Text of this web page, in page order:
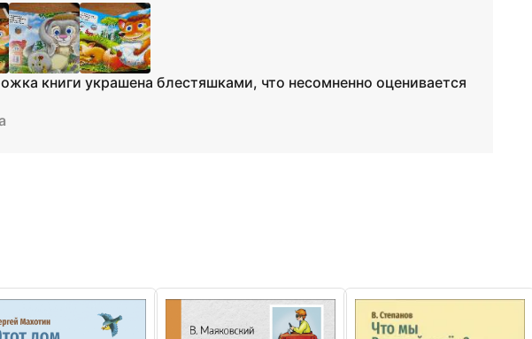
книги украшена блестяшками, что несомненно оценивается